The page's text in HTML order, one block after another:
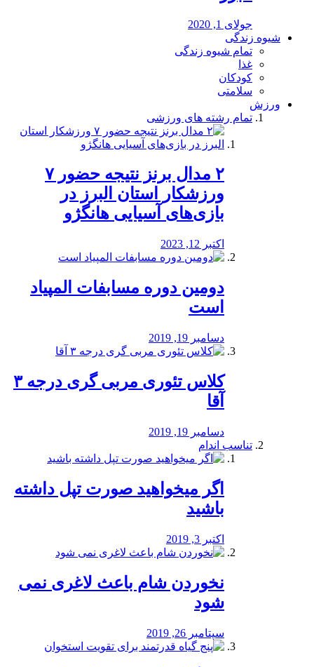
جولای 1, 2020
شیوه زندگی
تمام شیوه زندگی
غذا
کودکان
سلامتی
ورزش
تمام رشته های ورزشی
۲ مدال برنز نتیجه حضور ۷
ورزشکار استان البرز در
بازی‌های آسیایی هانگژو
اکتبر 12, 2023
دومین دوره مسابفات المپیاد
است
دسامبر 19, 2019
کلاس تئوری مربی گری درجه ۳
آقا
دسامبر 19, 2019
تناسب اندام
اگر میخواهید صورت تپل داشته
باشید
اکتبر 3, 2019
نخوردن شام باعث لاغری نمی
‌شود
سپتامبر 26, 2019